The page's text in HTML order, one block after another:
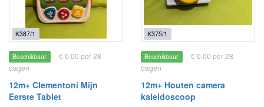
K387/1
Beschikbaar
€ 0.00 per 28
dagen
12m+ Clementoni Mijn
Eerste Tablet
K375/1
Beschikbaar
€ 0.00 per 28
dagen
12m+ Houten camera
kaleidoscoop